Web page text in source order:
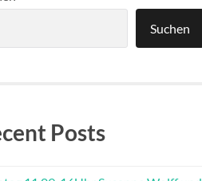
Suchen
Posts